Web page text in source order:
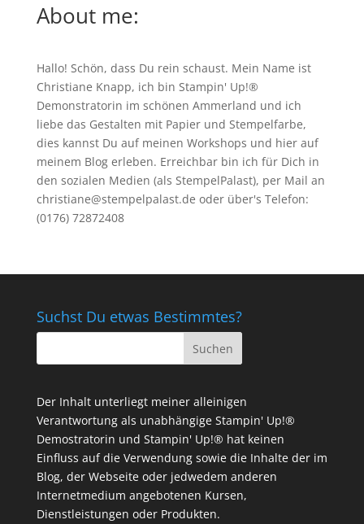
About me:
Hallo! Schön, dass Du rein schaust. Mein Name ist
Christiane Knapp, ich bin Stampin' Up!®
Demonstratorin im schönen Ammerland und ich
liebe das Gestalten mit Papier und Stempelfarbe,
dies kannst Du auf meinen Workshops und hier auf
meinem Blog erleben. Erreichbar bin ich für Dich in
den sozialen Medien (als StempelPalast), per Mail an
christiane@stempelpalast.de oder über's Telefon:
(0176) 72872408
Suchst Du etwas Bestimmtes?
Der Inhalt unterliegt meiner alleinigen
Verantwortung als unabhängige Stampin' Up!®
Demostratorin und Stampin' Up!® hat keinen
Einfluss auf die Verwendung sowie die Inhalte der im
Blog, der Webseite oder jedwedem anderen
Internetmedium angebotenen Kursen,
Dienstleistungen oder Produkten.